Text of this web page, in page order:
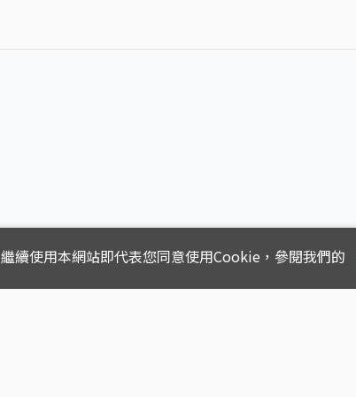
繼續使用本網站即代表您同意使用Cookie，參閱我們的